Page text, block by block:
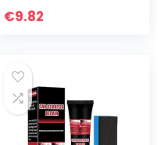
500 ml)
€9.82